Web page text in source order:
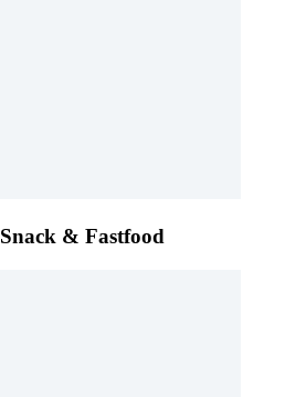
Snack & Fastfood